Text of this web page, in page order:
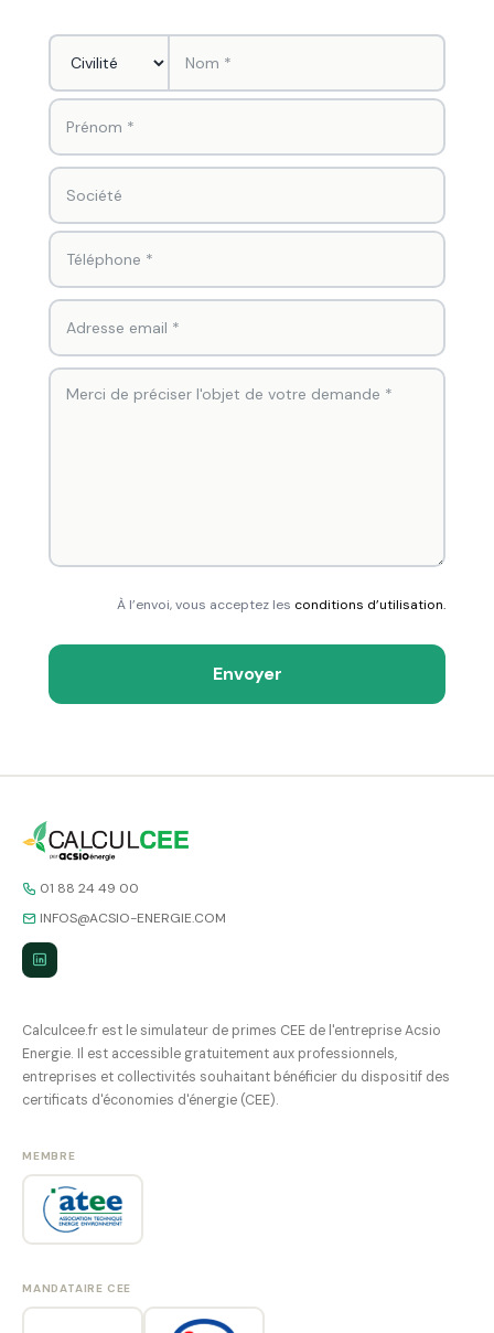
À l’envoi, vous acceptez les conditions d’utilisation.
Envoyer
01 88 24 49 00
INFOS@ACSIO-ENERGIE.COM
Calculcee.fr est le simulateur de primes CEE de l'entreprise Acsio
Energie. Il est accessible gratuitement aux professionnels,
entreprises et collectivités souhaitant bénéficier du dispositif des
certificats d'économies d'énergie (CEE).
MEMBRE
MANDATAIRE CEE